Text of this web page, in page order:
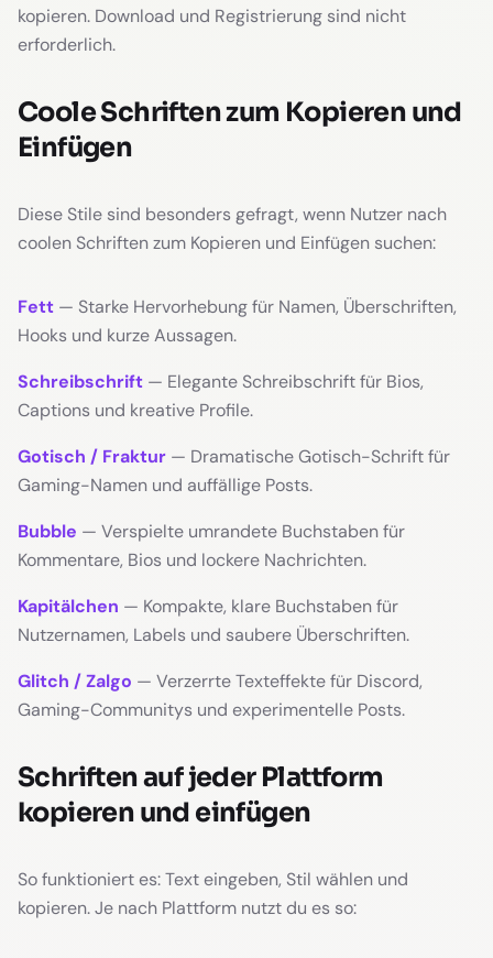
kopieren. Download und Registrierung sind nicht
erforderlich.
Coole Schriften zum Kopieren und
Einfügen
Diese Stile sind besonders gefragt, wenn Nutzer nach
coolen Schriften zum Kopieren und Einfügen suchen:
Fett — Starke Hervorhebung für Namen, Überschriften,
Hooks und kurze Aussagen.
Schreibschrift — Elegante Schreibschrift für Bios,
Captions und kreative Profile.
Gotisch / Fraktur — Dramatische Gotisch-Schrift für
Gaming-Namen und auffällige Posts.
Bubble — Verspielte umrandete Buchstaben für
Kommentare, Bios und lockere Nachrichten.
Kapitälchen — Kompakte, klare Buchstaben für
Nutzernamen, Labels und saubere Überschriften.
Glitch / Zalgo — Verzerrte Texteffekte für Discord,
Gaming-Communitys und experimentelle Posts.
Schriften auf jeder Plattform
kopieren und einfügen
So funktioniert es: Text eingeben, Stil wählen und
kopieren. Je nach Plattform nutzt du es so: